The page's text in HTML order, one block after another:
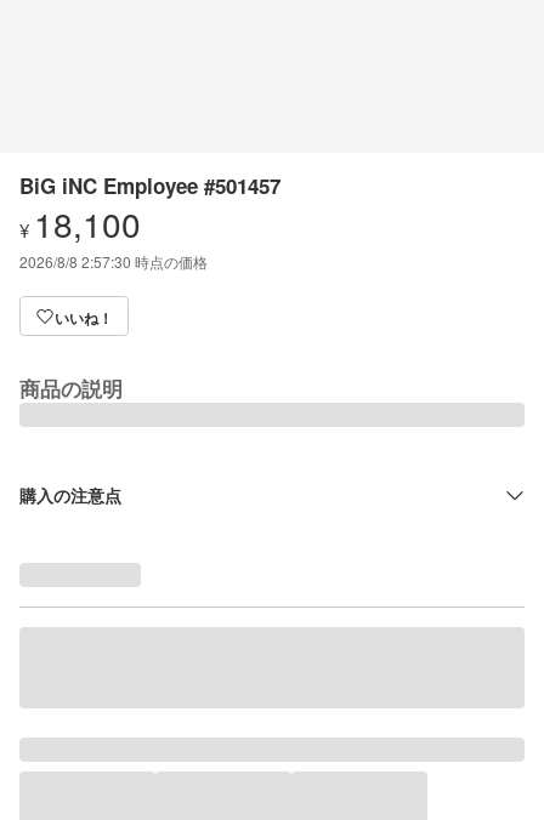
BiG iNC Employee #501457
¥ 18,100
2026/8/8 2:57:30 時点の価格
いいね！
商品の説明
購入の注意点